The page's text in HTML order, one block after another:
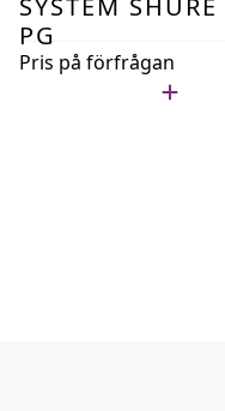
SYSTEM SHURE
PG
Pris på förfrågan